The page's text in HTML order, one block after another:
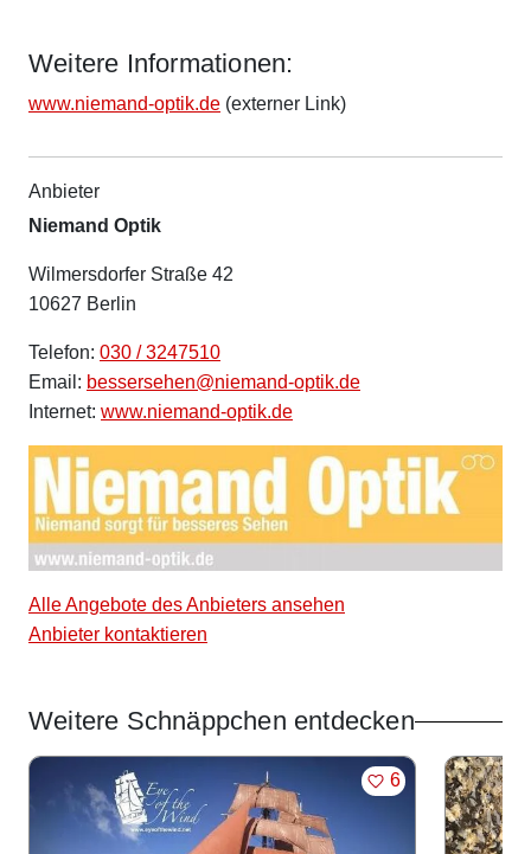
Weitere Informationen:
www.niemand-optik.de (externer Link)
Anbieter
Niemand Optik
Wilmersdorfer Straße 42
10627 Berlin
Telefon: 030 / 3247510
Email: bessersehen@niemand-optik.de
Internet: www.niemand-optik.de
Alle Angebote des Anbieters ansehen
Anbieter kontaktieren
Weitere Schnäppchen entdecken
Angebote im Slider
MERKEN
6